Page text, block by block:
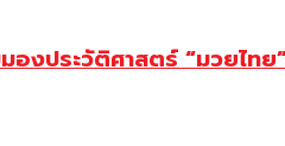
งประวัติศาสตร์ “มวยไท